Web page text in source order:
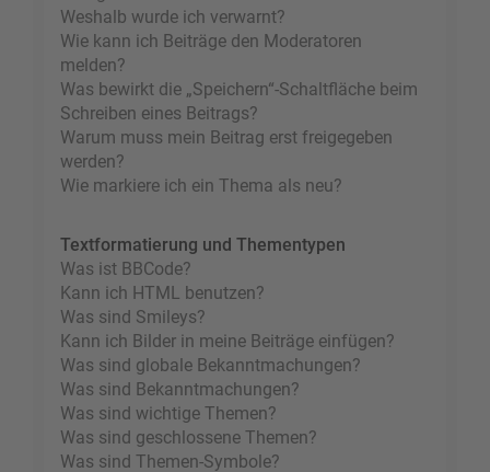
Weshalb wurde ich verwarnt?
Wie kann ich Beiträge den Moderatoren
melden?
Was bewirkt die „Speichern“-Schaltfläche beim
Schreiben eines Beitrags?
Warum muss mein Beitrag erst freigegeben
werden?
Wie markiere ich ein Thema als neu?
Textformatierung und Thementypen
Was ist BBCode?
Kann ich HTML benutzen?
Was sind Smileys?
Kann ich Bilder in meine Beiträge einfügen?
Was sind globale Bekanntmachungen?
Was sind Bekanntmachungen?
Was sind wichtige Themen?
Was sind geschlossene Themen?
Was sind Themen-Symbole?